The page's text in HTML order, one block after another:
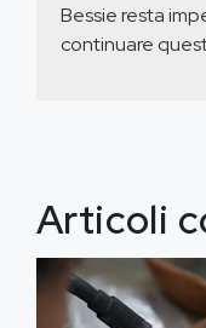
Bessie resta
continuare
Articoli